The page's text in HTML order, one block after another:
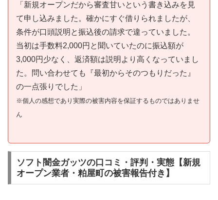
「新規オープンだから審査甘いという書き込みを見
て申し込みました。確かにすぐ借りられましたが、
条件が口頭説明と振込後の請求で違っていました。
当初は手数料2,000円と聞いていたのに振込額が
3,000円少なく、返済額は説明より高くなっていまし
た。問い合わせても『最初からそのつもりだった』
の一点張りでした」
※個人の感想であり実際の被害内容を保証するものではありませ
ん
ソフト闇金ガッツの口コミ・評判・実態【新規
オープン業者・粕屋町の被害報告付き】